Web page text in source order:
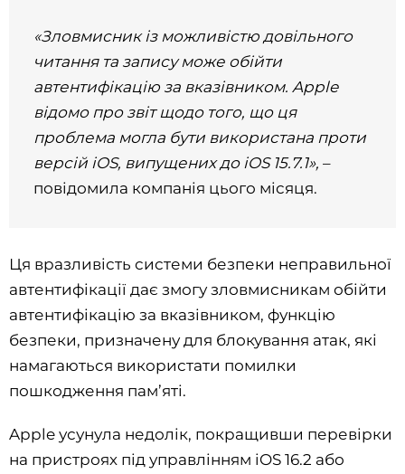
«Зловмисник із можливістю довільного
читання та запису може обійти
автентифікацію за вказівником. Apple
відомо про звіт щодо того, що ця
проблема могла бути використана проти
версій iOS, випущених до iOS 15.7.1»,–
повідомила компанія цього місяця.
Ця вразливість системи безпеки неправильної
автентифікації дає змогу зловмисникам обійти
автентифікацію за вказівником, функцію
безпеки, призначену для блокування атак, які
намагаються використати помилки
пошкодження пам’яті.
Apple усунула недолік, покращивши перевірки
на пристроях під управлінням iOS 16.2 або